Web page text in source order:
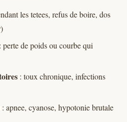
les tetees, refus de boire, dos
: perte de poids ou courbe qui
: toux chronique, infections
: apnee, cyanose, hypotonie brutale